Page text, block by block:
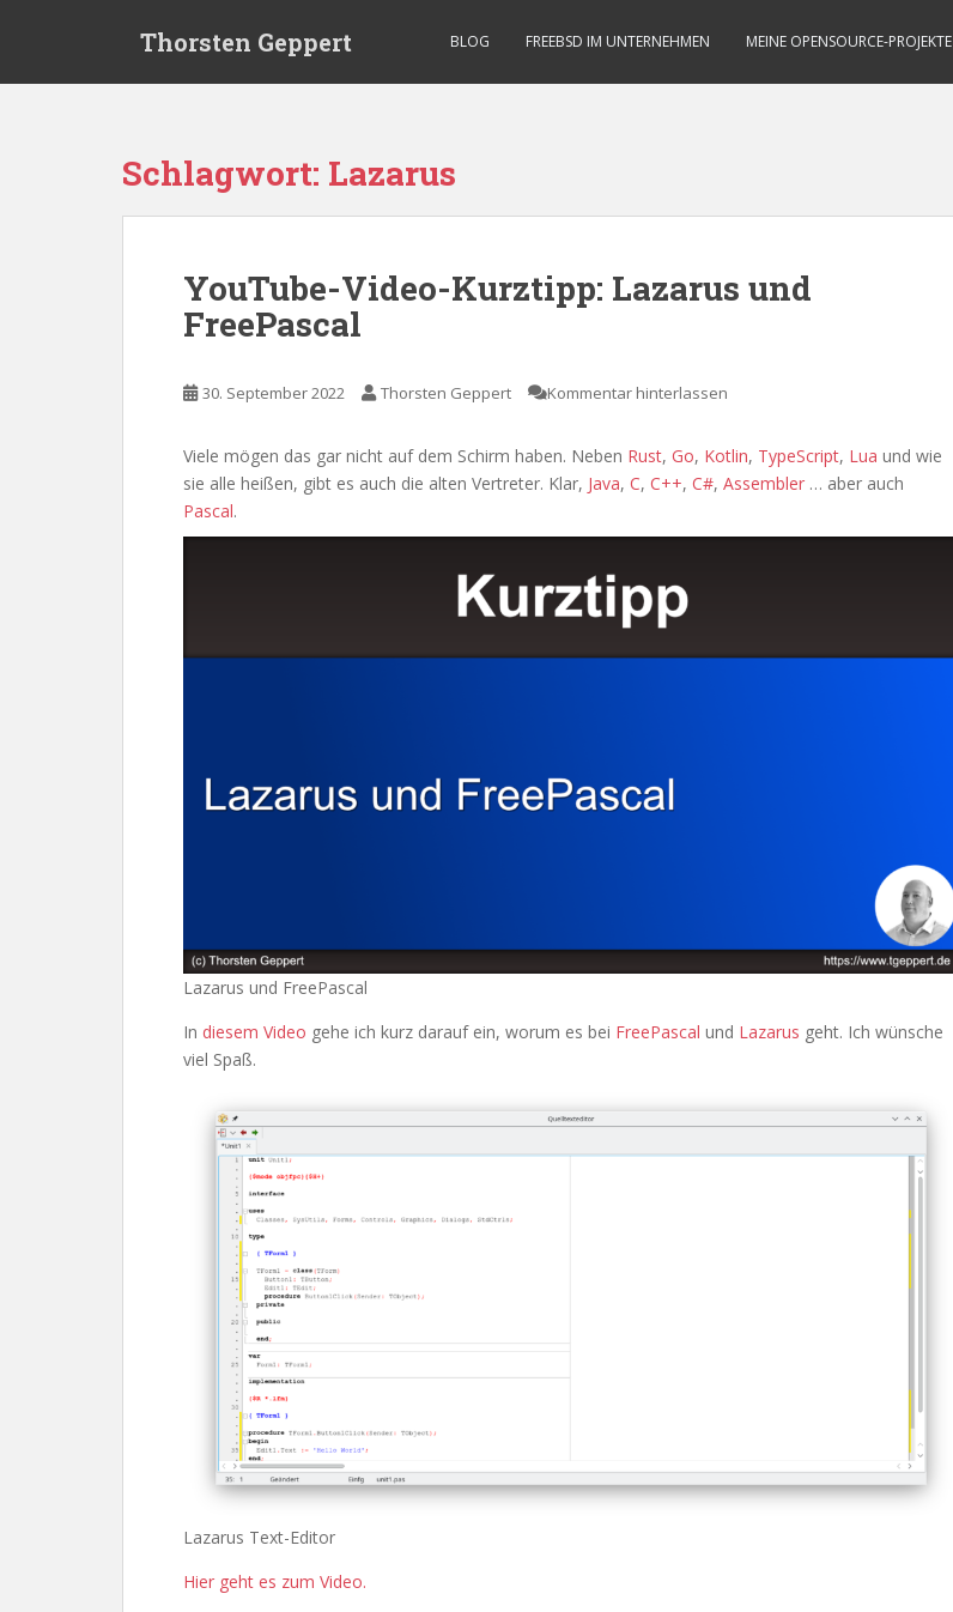
Thorsten Geppert BLOG FREEBSD IM UNTERNEHMEN MEINE OPENSOURCE-PROJEKTE
Schlagwort: Lazarus
YouTube-Video-Kurztipp: Lazarus und
FreePascal
30. September 2022 Thorsten Geppert Kommentar hinterlassen
Viele mögen das gar nicht auf dem Schirm haben. Neben Rust, Go, Kotlin, TypeScript, Lua und wie
sie alle heißen, gibt es auch die alten Vertreter. Klar, Java, C, C++, C#, Assembler … aber auch
Pascal.
Lazarus und FreePascal
In diesem Video gehe ich kurz darauf ein, worum es bei FreePascal und Lazarus geht. Ich wünsche
viel Spaß.
Lazarus Text-Editor
Hier geht es zum Video.